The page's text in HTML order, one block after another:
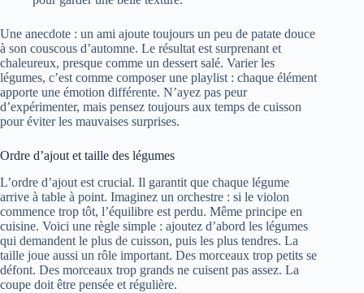
Une anecdote : un ami ajoute toujours un peu de patate douce
à son couscous d’automne. Le résultat est surprenant et
chaleureux, presque comme un dessert salé. Varier les
légumes, c’est comme composer une playlist : chaque élément
apporte une émotion différente. N’ayez pas peur
d’expérimenter, mais pensez toujours aux temps de cuisson
pour éviter les mauvaises surprises.
Ordre d’ajout et taille des légumes
L’ordre d’ajout est crucial. Il garantit que chaque légume
arrive à table à point. Imaginez un orchestre : si le violon
commence trop tôt, l’équilibre est perdu. Même principe en
cuisine. Voici une règle simple : ajoutez d’abord les légumes
qui demandent le plus de cuisson, puis les plus tendres. La
taille joue aussi un rôle important. Des morceaux trop petits se
défont. Des morceaux trop grands ne cuisent pas assez. La
coupe doit être pensée et régulière.